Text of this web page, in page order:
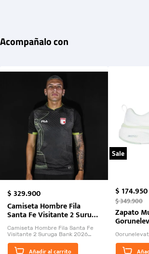
Acompañalo con
$329.900
Camiseta Hombre Fila
Santa Fe Visitante 2 Suruga
Bank 2026
Camiseta Hombre Fila Santa Fe
Visitante 2 Suruga Bank 2026
El Rugido del Sol Naciente:
Añadir al carrito
Sale
$174.950
$349.900
Zapato